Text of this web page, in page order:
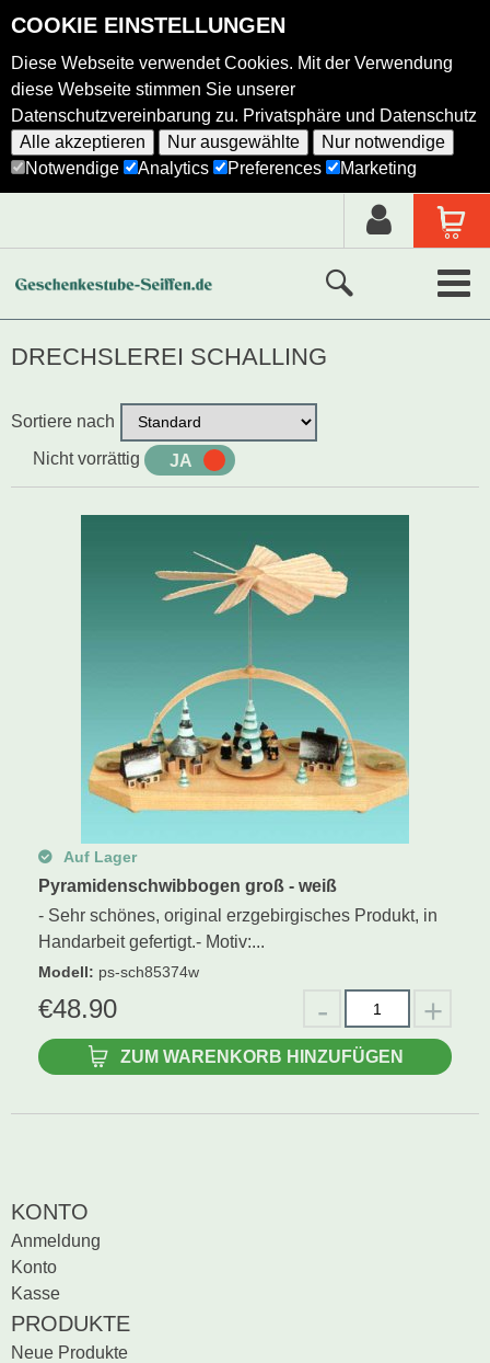
COOKIE EINSTELLUNGEN
Diese Webseite verwendet Cookies. Mit der Verwendung
diese Webseite stimmen Sie unserer
Datenschutzvereinbarung zu. Privatsphäre und Datenschutz
Alle akzeptieren
Nur ausgewählte
Nur notwendige
Notwendige
Analytics Preferences Marketing
Alle Produkte
Holzkunst nach Hersteller
DRECHSLEREI SCHALLING
Sortiere nach
Nicht vorrättig JA
Auf Lager
Pyramidenschwibbogen groß - weiß
- Sehr schönes, original erzgebirgisches Produkt, in
Handarbeit gefertigt.- Motiv:...
Modell: ps-sch85374w
€48.90
ZUM WARENKORB HINZUFÜGEN
KONTO
Anmeldung
Konto
Kasse
PRODUKTE
Neue Produkte